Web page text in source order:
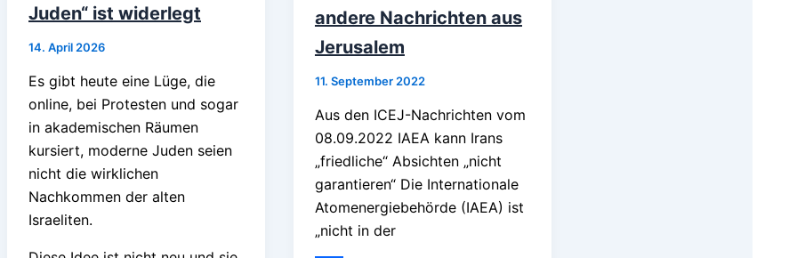
Juden“ ist widerlegt
14. April 2026
Es gibt heute eine Lüge, die
online, bei Protesten und sogar
in akademischen Räumen
kursiert, moderne Juden seien
nicht die wirklichen
Nachkommen der alten
Israeliten.
andere Nachrichten aus
Jerusalem
11. September 2022
Aus den ICEJ-Nachrichten vom
08.09.2022 IAEA kann Irans
„friedliche“ Absichten „nicht
garantieren“ Die Internationale
Atomenergiebehörde (IAEA) ist
„nicht in der